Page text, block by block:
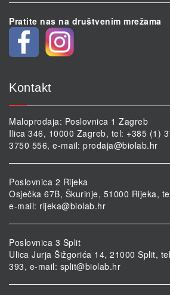
Pratite nas na društvenim mrežama
Kontakt
Maloprodaja: Poslovnica 1 Zagreb
Ilica 346, 10000 Zagreb, tel: +385 (1)
3750 556, e-mail: prodaja@biolab.hr
Poslovnica 2 Rijeka
Osječka 67B, Škurinje, 51000 Rijeka,
e-mail: rijeka@biolab.hr
Poslovnica 3 Split
Ulica Jurja Šižgorića 14, 21000 Split,
393, e-mail: split@biolab.hr